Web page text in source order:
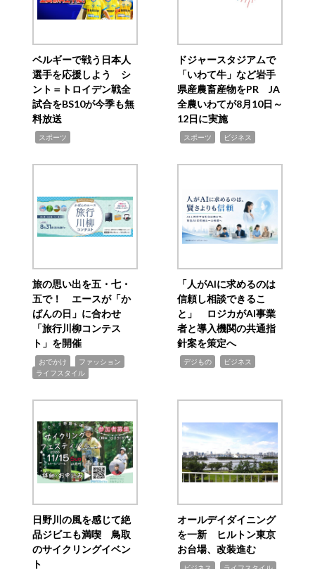
ベルギーで戦う日本人
選手を応援しよう シ
ント＝トロイデン戦全
試合をBS10が今季も無
料放送
スポーツ
ドジャースタジアムで
「いわて牛」など岩手
県産農畜産物をPR JA
全農いわてが8月10日～
12日に実施
スポーツ ビジネス
旅の思い出を五・七・
五で！ エースが「か
ばんの日」に合わせ
「旅行川柳コンテス
ト」を開催
おでかけ ファッション
ライフスタイル
「人がAIに求めるのは
信頼し相談できるこ
と」 ロジカがAI事業
者と導入機関の共通指
針案を策定へ
デジもの ビジネス
日野川の風を感じて絶
品ジビエも満喫 鳥取
のサイクリングイベン
ト
オールデイダイニング
を一新 ヒルトン東京
お台場、改装進む